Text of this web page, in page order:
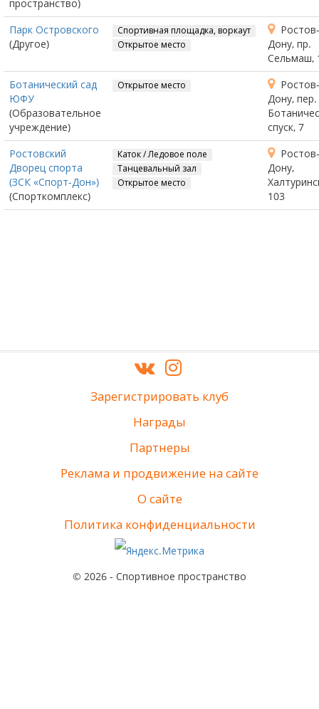
пространство)
Парк Островского
(Другое)
Спортивная площадка, воркаут
Открытое место
Дону, пр.
Сельмаш,
Ботанический сад
ЮФУ
(Образовательное
учреждение)
Открытое место
Дону, пер.
спуск, 7
Ростовский
Дворец спорта
(ЗСК «Спорт-Дон»)
(Спорткомплекс)
Каток / Ледовое поле
Танцевальный зал
Открытое место
Дону,
103
Зарегистрировать клуб
Награды
Партнеры
Реклама и продвижение на сайте
О сайте
Политика конфиденциальности
© 2026 - Спортивное пространство